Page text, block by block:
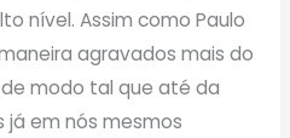
nível. Assim como Paulo
agravados mais do
modo tal que até da
já em nós mesmos